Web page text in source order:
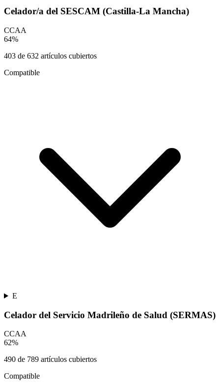
Celador/a del SESCAM (Castilla-La Mancha)
CCAA
64%
403 de 632 artículos cubiertos
Compatible
E
Celador del Servicio Madrileño de Salud (SERMAS)
CCAA
62%
490 de 789 artículos cubiertos
Compatible